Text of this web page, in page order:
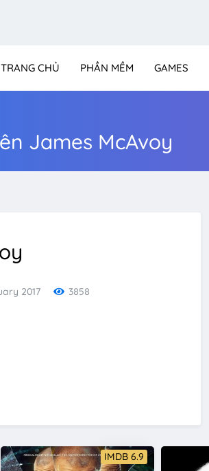
TRANG CHỦ PHẦN MỀM GAMES
James McAvoy
2017 3858
IMDB 6.9